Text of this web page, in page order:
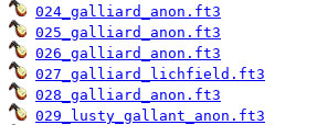
024_galliard_anon.ft3
025_galliard_anon.ft3
026_galliard_anon.ft3
027_galliard_lichfield.ft3
028_galliard_anon.ft3
029_lusty_gallant_anon.ft3